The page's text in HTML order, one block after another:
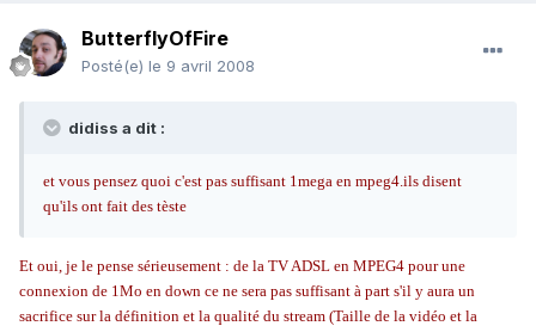
ButterflyOfFire
Posté(e) le 9 avril 2008
didiss a dit :
et vous pensez quoi c'est pas suffisant 1mega en mpeg4.ils disent
qu'ils ont fait des tèste
Et oui, je le pense sérieusement : de la TV ADSL en MPEG4 pour une
connexion de 1Mo en down ce ne sera pas suffisant à part s'il y aura un
sacrifice sur la définition et la qualité du stream (Taille de la vidéo et la